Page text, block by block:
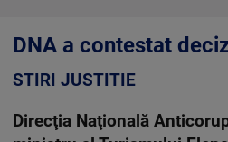
DNA a contestat
STIRI JUSTITIE
Direcţia Naţională